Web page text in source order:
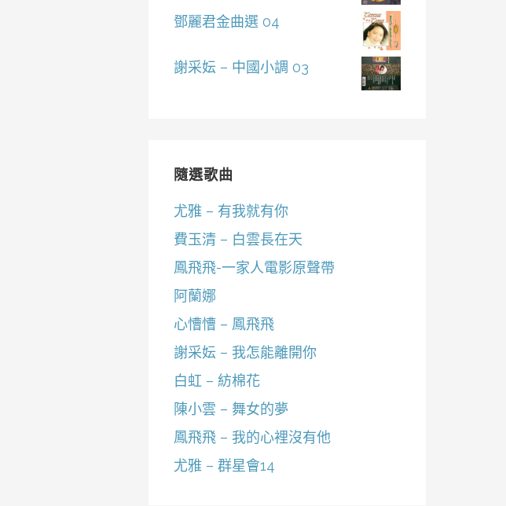
鄧麗君金曲選 04
謝采妘 – 中國小調 03
隨選歌曲
尤雅 – 有我就有你
費玉清 – 白雲長在天
鳳飛飛-一家人電影原聲帶
阿蘭娜
心慒慒 – 鳳飛飛
謝采妘 – 我怎能離開你
白虹 – 紡棉花
陳小雲 – 舞女的夢
鳳飛飛 – 我的心裡沒有他
尤雅 – 群星會14